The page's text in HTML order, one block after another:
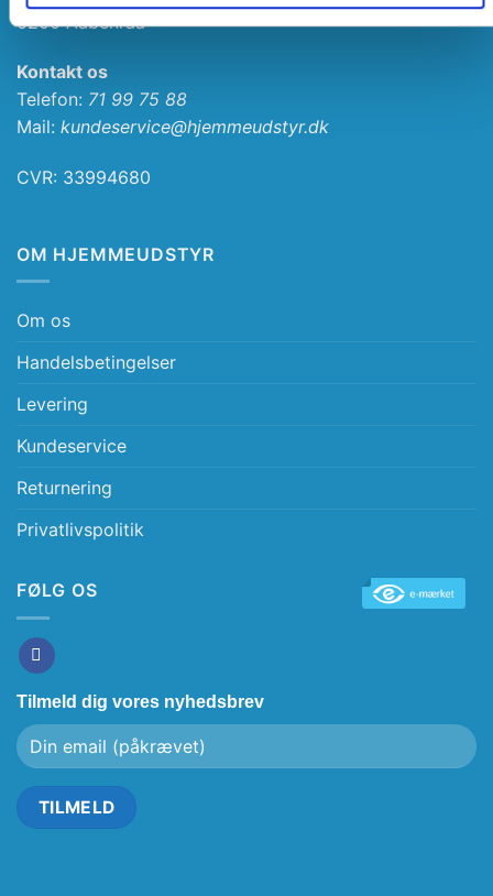
6200 Aabenraa
Kontakt os
Telefon: 71 99 75 88
Mail: kundeservice@hjemmeudstyr.dk
CVR: 33994680
OM HJEMMEUDSTYR
Om os
Handelsbetingelser
Levering
Kundeservice
Returnering
Privatlivspolitik
FØLG OS
Tilmeld dig vores nyhedsbrev